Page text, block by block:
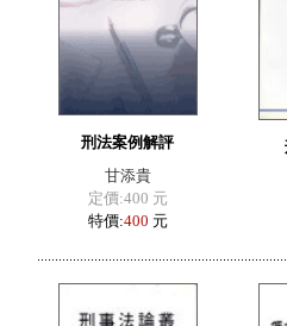
刑法案例解評
甘添貴
定價:400 元
特價:400 元